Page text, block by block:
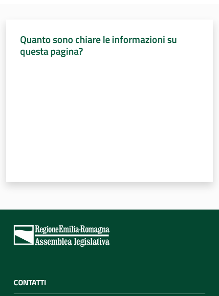
Seguici
Attività
Argomenti
Quanto sono chiare le informazioni su
questa pagina?
CONTATTI